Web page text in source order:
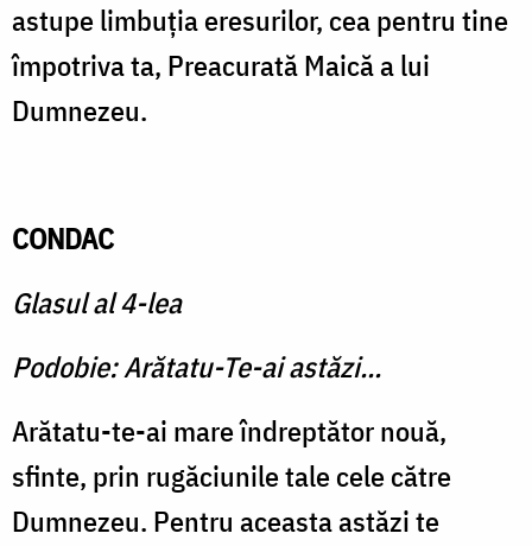
astupe limbuţia eresurilor, cea pentru tine
împotriva ta, Preacurată Maică a lui
Dumnezeu.
CONDAC
Glasul al 4-lea
Podobie: Arătatu-Te-ai astăzi...
Arătatu-te-ai mare îndreptător nouă,
sfinte, prin rugăciunile tale cele către
Dumnezeu. Pentru aceasta astăzi te